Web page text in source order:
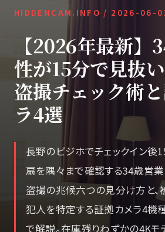
HIDDENCAM.INFO / 2026-06-
【2026年最新】
性が15分で見抜
盗撮チェック術
ラ4選
長野のビジホでチェックイン後
扇を隅々まで確認する34歳営
盗撮の兆候六つの見分け方と、
犯人を特定する証拠カメラ4機
で解説。在庫残りわずかの4Kモ